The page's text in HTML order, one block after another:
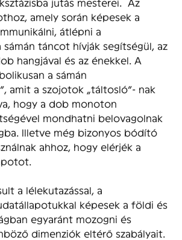
jutás mesterei. Az
amely során képesek a
átlépni a
sámán táncot hívják segítségül, az
hangjával és az énekkel. A
a sámán
amit a szojotok „táltosló”- nak
hogy a dob monoton
mondhatni belovagolnak
Illetve még bizonyos bódító
ahhoz, hogy elérjék a
a lélekutazással, a
képesek a földi és
egyaránt mozogni és
dimenziók eltérő szabályait.